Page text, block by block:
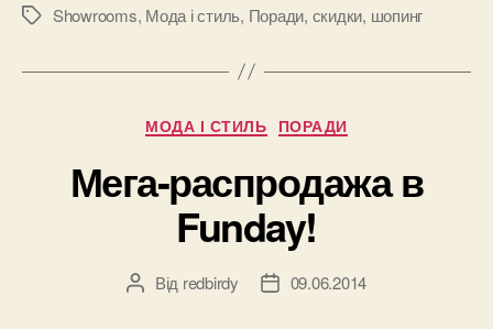
модном
Позначки
Showrooms, Мода і стиль, Поради, скидки, шопинг
Категорії
МОДА І СТИЛЬ ПОРАДИ
Мега-распродажа в
Funday!
Автор
Від redbirdy
Дата09.06.2014